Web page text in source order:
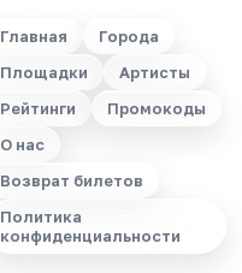
Главная
Города
Площадки
Артисты
Рейтинги
Промокоды
О нас
Возврат билетов
Политика
конфиденциальности